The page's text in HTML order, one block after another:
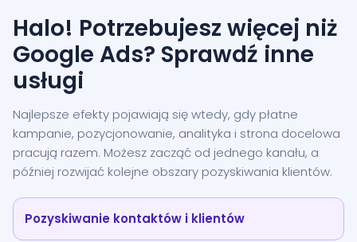
Halo! Potrzebujesz więcej niż
Google Ads? Sprawdź inne
usługi
Najlepsze efekty pojawiają się wtedy, gdy płatne
kampanie, pozycjonowanie, analityka i strona docelowa
pracują razem. Możesz zacząć od jednego kanału, a
później rozwijać kolejne obszary pozyskiwania klientów.
Pozyskiwanie kontaktów i klientów